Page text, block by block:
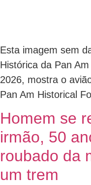
Esta imagem sem
Histórica da Pan
2026, mostra o
Pan Am Historical
Homem se
irmão, 50
roubado da
um trem